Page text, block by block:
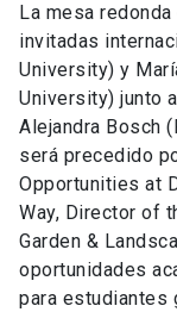
La mesa
invitadas
University) y
University) junto
Alejandra Bosch
será precedido
Opportunities at
Way, Director of
Garden &
oportunidades
para estudiantes